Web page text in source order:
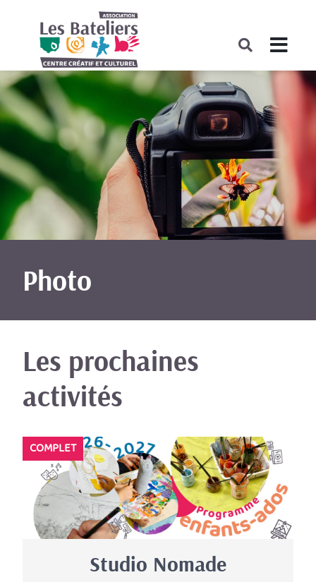
Photo
Les prochaines
activités
Studio Nomade
COMPLET